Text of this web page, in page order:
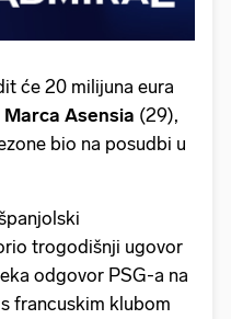
će 20 milijuna eura
Marca Asensia (29),
bio na posudbi u
trogodišnji ugovor
odgovor PSG-a na
francuskim klubom